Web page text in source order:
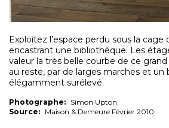
Exploitez l’espace perdu sous la cage
encastrant une bibliothèque. Les
valeur la très belle courbe de ce grand
au reste, par de larges marches et un
élégamment surélevé.
Photographe: Simon Upton
Source: Maison & Demeure Février 2010